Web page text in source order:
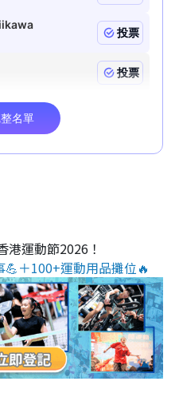
港運動節2026！
＋100+運動用品攤位🔥